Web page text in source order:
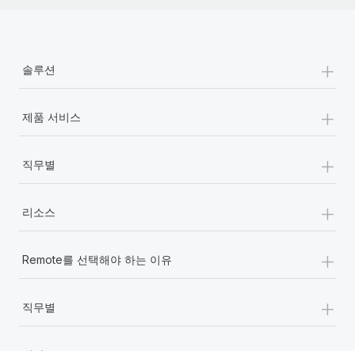
솔루션 +
제품 서비스 +
직무별 +
리소스 +
Remote를 선택해야 하는 이유 +
직무별 +